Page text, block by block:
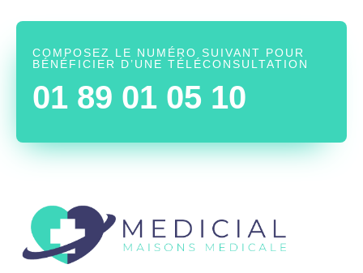
COMPOSEZ LE NUMÉRO SUIVANT POUR
BÉNÉFICIER D’UNE TÉLÉCONSULTATION
01 89 01 05 10